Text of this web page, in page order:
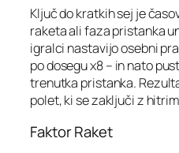
Ključ do kratkih sej je
raketa ali faza pristanka
igralci nastavijo osebni
po dosegu x8 – in nato
trenutka pristanka.
polet, ki se zaključi z
Faktor Raket